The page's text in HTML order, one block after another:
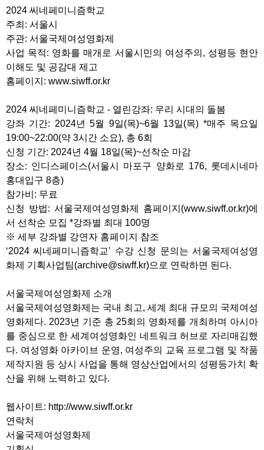
2024 씨네페미니즘학교
주최: 서울시
주관: 서울국제여성영화제
사업 목적: 영화를 매개로 서울시민의 여성주의, 성평등 현안
이해도 및 공감대 제고
홈페이지: www.siwff.or.kr
2024 씨네페미니즘학교 - 열린강좌: 우리 시대의 돌봄
강좌 기간: 2024년 5월 9일(목)~6월 13일(목) *매주 목요일
19:00~22:00(약 3시간 소요), 총 6회
신청 기간: 2024년 4월 18일(목)~선착순 마감
장소: 인디스페이스(서울시 마포구 양화로 176, 롯데시네마
홍대입구 8층)
참가비: 무료
신청 방법: 서울국제여성영화제 홈페이지(www.siwff.or.kr)에
서 선착순 모집 *강좌별 최대 100명
※ 세부 강좌별 강연자 홈페이지 참조
‘2024 씨네페미니즘학교’ 수강 신청 문의는 서울국제여성영
화제 기획사업팀(archive@siwff.kr)으로 연락하면 된다.
서울국제여성영화제 소개
서울국제여성영화제는 국내 최고, 세계 최대 규모의 국제여성
영화제다. 2023년 기준 총 25회의 영화제를 개최하며 아시아
를 중심으로 한 세계여성영화인 네트워크 허브로 자리매김했
다. 여성영화 아카이브 운영, 여성주의 교육 프로그램 및 작품
제작지원 등 상시 사업을 통해 영상산업에서의 성평등가치 확
산을 위해 노력하고 있다.
웹사이트: http://www.siwff.or.kr
연락처
서울국제여성영화제